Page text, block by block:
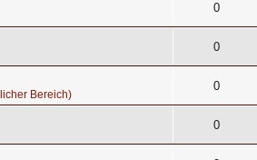
0
0
Bereich)
0
0